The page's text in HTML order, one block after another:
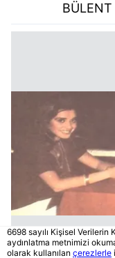
BÜLENT
6698 sayılı Kişisel Verilerin
aydınlatma metnimizi
olarak kullanılan çerezlerle